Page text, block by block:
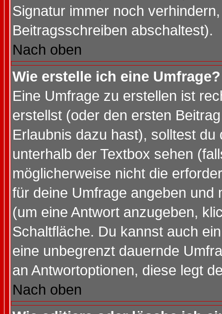
Signatur immer noch
Beitragsschreiben abschaltest).
Nach oben
Wie erstelle ich eine Umfrage?
Eine Umfrage zu erstellen ist
erstellst (oder den ersten
Erlaubnis dazu hast), solltest
unterhalb der Textbox sehen
möglicherweise nicht die
für deine Umfrage angeben und
(um eine Antwort anzugeben,
Schaltfläche. Du kannst auch
eine unbegrenzt dauernde
an Antwortoptionen, diese legt
Nach oben